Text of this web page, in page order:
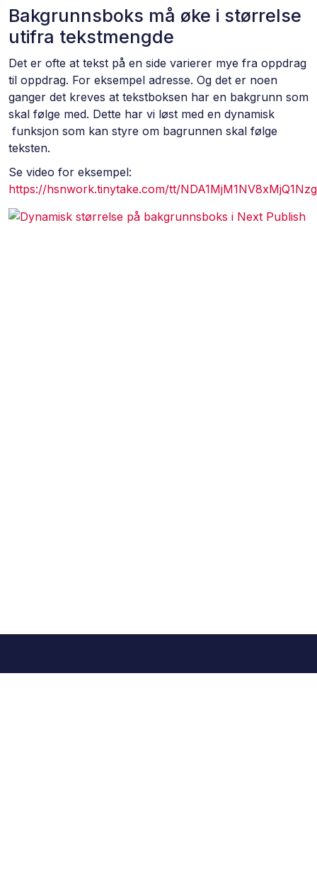
Bakgrunnsboks må øke i størrelse
utifra tekstmengde
Det er ofte at tekst på en side varierer mye fra oppdrag
til oppdrag. For eksempel adresse. Og det er noen
ganger det kreves at tekstboksen har en bakgrunn som
skal følge med. Dette har vi løst med en dynamisk
funksjon som kan styre om bagrunnen skal følge
teksten.
Se video for eksempel:
https://hsnwork.tinytake.com/tt/